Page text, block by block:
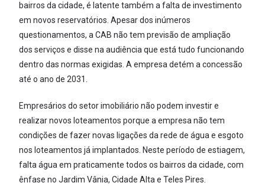
bairros da cidade, é latente também a falta de investimento
em novos reservatórios. Apesar dos inúmeros
questionamentos, a CAB não tem previsão de ampliação
dos serviços e disse na audiência que está tudo funcionando
dentro das normas exigidas. A empresa detém a concessão
até o ano de 2031.
Empresários do setor imobiliário não podem investir e
realizar novos loteamentos porque a empresa não tem
condições de fazer novas ligações da rede de água e esgoto
nos loteamentos já implantados. Neste período de estiagem,
falta água em praticamente todos os bairros da cidade, com
ênfase no Jardim Vânia, Cidade Alta e Teles Pires.